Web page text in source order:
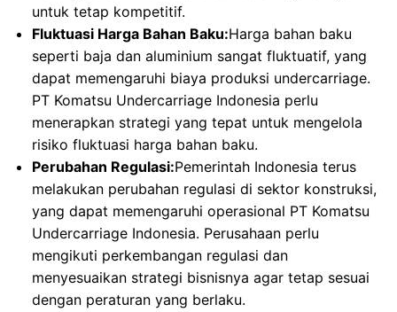
untuk tetap kompetitif.
Fluktuasi Harga Bahan Baku:Harga bahan baku
seperti baja dan aluminium sangat fluktuatif, yang
dapat memengaruhi biaya produksi undercarriage.
PT Komatsu Undercarriage Indonesia perlu
menerapkan strategi yang tepat untuk mengelola
risiko fluktuasi harga bahan baku.
Perubahan Regulasi:Pemerintah Indonesia terus
melakukan perubahan regulasi di sektor konstruksi,
yang dapat memengaruhi operasional PT Komatsu
Undercarriage Indonesia. Perusahaan perlu
mengikuti perkembangan regulasi dan
menyesuaikan strategi bisnisnya agar tetap sesuai
dengan peraturan yang berlaku.